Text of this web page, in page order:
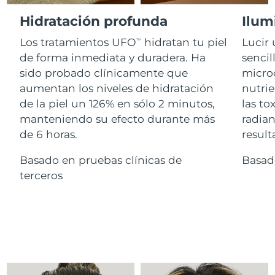
Hidratación profunda
Los tratamientos UFOTM
hidratan tu piel
de forma inmediata y duradera. Ha
sido probado clínicamente que
aumentan los niveles de hidratación
de la piel un 126% en sólo 2 minutos,
manteniendo su efecto durante más
de 6 horas.
Basado en pruebas clínicas de
terceros
Lucir
las
For healthy hair
Cosméticos Hombres
Comprar todo
ACERCA DE
Israel Entrega prevista 8/16/26
Italia Entrega prevista 8/12/26
Japón Entrega prevista 8/15/26
Jersey Entrega prevista 8/17/26
Kazajistán 8/14/26
Kuwait Entrega prevista 8/12/26